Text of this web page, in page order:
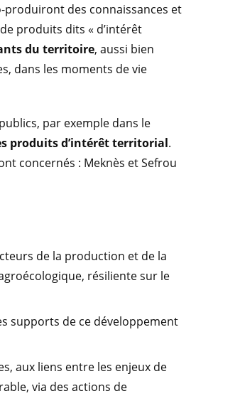
produiront des connaissances et
produits dits « d’intérêt
du territoire, aussi bien
dans les moments de vie
par exemple dans le
produits d’intérêt territorial.
concernés : Meknès et Sefrou
de la production et de la
résiliente sur le
supports de ce développement
aux liens entre les enjeux de
via des actions de